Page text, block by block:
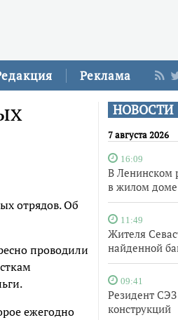
Реклама
НОВОСТИ
7 августа 2026
16:09
В Ленинском
в жилом доме
11:49
Жителя
найденной
09:41
Резидент
конструкций
отрядов. Об
проводили
ежегодно